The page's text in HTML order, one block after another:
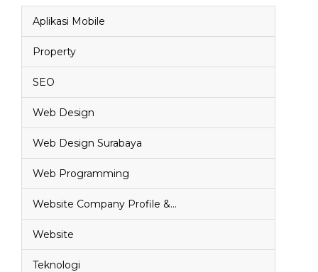
Aplikasi Mobile
Property
SEO
Web Design
Web Design Surabaya
Web Programming
Website Company Profile &…
Website
Teknologi